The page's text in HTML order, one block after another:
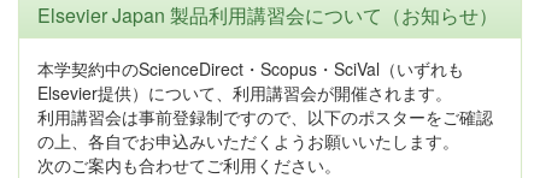
Elsevier Japan 製品利用講習会について（お知らせ）
本学契約中のScienceDirect・Scopus・SciVal（いずれも
Elsevier提供）について、利用講習会が開催されます。
利用講習会は事前登録制ですので、以下のポスターをご確認
の上、各自でお申込みいただくようお願いいたします。
次のご案内も合わせてご利用ください。